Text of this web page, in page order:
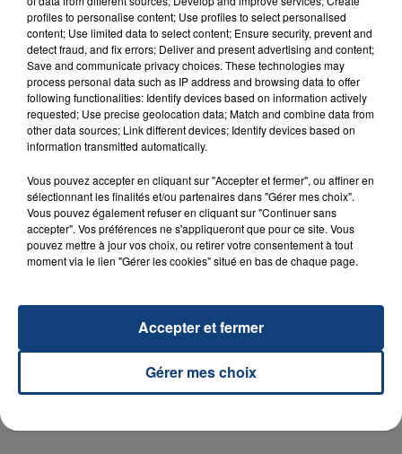
23 juillet 2026
INCENDIE MORTEL À LENS : UNE FEMME ET
SON BÉBÉ ENTRE LA VIE ET LA...
Un homme s'est immolé par le feu après avoir
aspergé sa compagne et leur bébé de trois mois
d'un liquide inflammable.
UNE ADOLESCENTE DEVANT SE FAIRE
OPÉRER DE LA CHEVILLE RESSORT DE LA...
profiles to personalise content; Use profiles to select personalised
content; Use limited data to select content; Ensure security, prevent and
detect fraud, and fix errors; Deliver and present advertising and content;
Save and communicate privacy choices. These technologies may
process personal data such as IP address and browsing data to offer
following functionalities: Identify devices based on information actively
requested; Use precise geolocation data; Match and combine data from
other data sources; Link different devices; Identify devices based on
information transmitted automatically.
Vous pouvez accepter en cliquant sur "Accepter et fermer", ou affiner en
sélectionnant les finalités et/ou partenaires dans "Gérer mes choix".
Vous pouvez également refuser en cliquant sur "Continuer sans
accepter". Vos préférences ne s'appliqueront que pour ce site. Vous
pouvez mettre à jour vos choix, ou retirer votre consentement à tout
moment via le lien "Gérer les cookies" situé en bas de chaque page.
Gérer mes choix
Accepter et fermer